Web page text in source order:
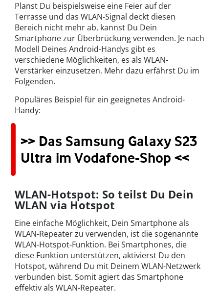
Planst Du beispielsweise eine Feier auf der
Terrasse und das WLAN-Signal deckt diesen
Bereich nicht mehr ab, kannst Du Dein
Smartphone zur Überbrückung verwenden. Je nach
Modell Deines Android-Handys gibt es
verschiedene Möglichkeiten, es als WLAN-
Verstärker einzusetzen. Mehr dazu erfährst Du im
Folgenden.
Populäres Beispiel für ein geeignetes Android-
Handy:
>> Das Samsung Galaxy S23
Ultra im Vodafone-Shop <<
WLAN-Hotspot: So teilst Du Dein
WLAN via Hotspot
Eine einfache Möglichkeit, Dein Smartphone als
WLAN-Repeater zu verwenden, ist die sogenannte
WLAN-Hotspot-Funktion. Bei Smartphones, die
diese Funktion unterstützen, aktivierst Du den
Hotspot, während Du mit Deinem WLAN-Netzwerk
verbunden bist. Somit agiert das Smartphone
effektiv als WLAN-Repeater.